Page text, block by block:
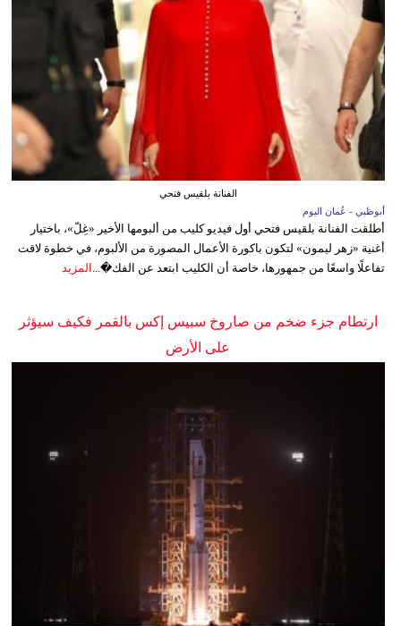
الفنانة بلقيس فتحي
أبوظبي - عُمان اليوم
أطلقت الفنانة بلقيس فتحي أول فيديو كليب من ألبومها الأخير «غِلّ»، باختيار
أغنية «زهر ليمون» لتكون باكورة الأعمال المصورة من الألبوم، في خطوة لاقت
تفاعلًا واسعًا من جمهورها، خاصة أن الكليب ابتعد عن الفك�...
المزيد
ارتطام جزء ضخم من صاروخ سبيس إكس بالقمر فكيف سيؤثر
على الأرض